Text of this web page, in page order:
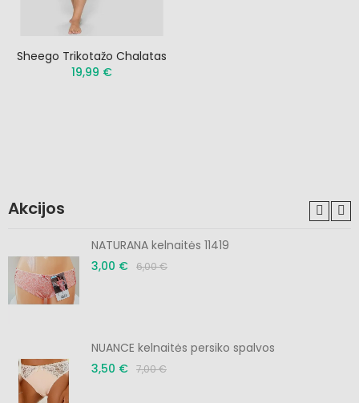
Sheego Trikotažo Chalatas
19,99 €
Akcijos
NATURANA kelnaitės 11419
3,00 € 6,00 €
NUANCE kelnaitės persiko spalvos
3,50 € 7,00 €